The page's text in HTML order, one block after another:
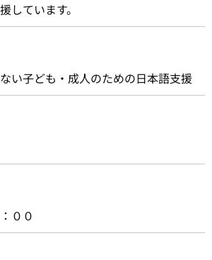
しています。
い子ども・成人のための日本語支援
００